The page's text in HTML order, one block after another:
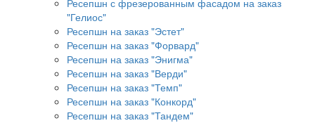
Ресепшн с фрезерованным фасадом на заказ
"Гелиос"
Ресепшн на заказ "Эстет"
Ресепшн на заказ "Форвард"
Ресепшн на заказ "Энигма"
Ресепшн на заказ "Верди"
Ресепшн на заказ "Темп"
Ресепшн на заказ "Конкорд"
Ресепшн на заказ "Тандем"